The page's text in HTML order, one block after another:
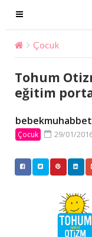
T
o
g
g
l
e
n
v
i
g
Çocuk
Tohum
eğitim
Çocuk 29/01/